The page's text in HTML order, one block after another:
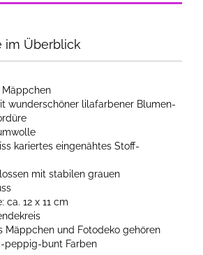
im Überblick
Mäppchen
wunderschöner lilafarbener Blumen-
kariertes eingenähtes Stoff-
mit stabilen grauen
ca. 12 x 11 cm
Mäppchen und Fotodeko gehören
peppig-bunt Farben